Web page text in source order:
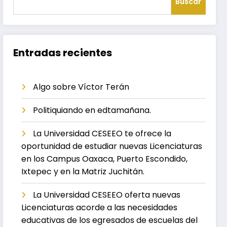
Entradas recientes
Algo sobre Víctor Terán
Politiquiando en edtamañana.
La Universidad CESEEO te ofrece la
oportunidad de estudiar nuevas Licenciaturas
en los Campus Oaxaca, Puerto Escondido,
Ixtepec y en la Matriz Juchitán.
La Universidad CESEEO oferta nuevas
Licenciaturas acorde a las necesidades
educativas de los egresados de escuelas del